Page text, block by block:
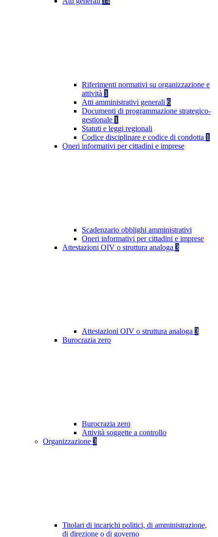
Riferimenti normativi su organizzazione e
attività 1
Atti amministrativi generali 6
Documenti di programmazione strategico-
gestionale 1
Statuti e leggi regionali
Codice disciplinare e codice di condotta 1
Oneri informativi per cittadini e imprese
Scadenzario obblighi amministrativi
Oneri informativi per cittadini e imprese
Attestazioni OIV o struttura analoga 3
Attestazioni OIV o struttura analoga 3
Burocrazia zero
Burocrazia zero
Attività soggette a controllo
Organizzazione 3
Titolari di incarichi politici, di amministrazione,
di direzione o di governo